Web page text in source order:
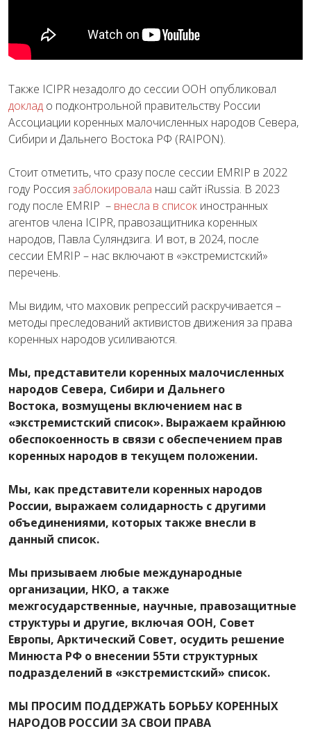
Также ICIPR незадолго до сессии ООН опубликовал
доклад о подконтрольной правительству России
Ассоциации коренных малочисленных народов Севера,
Сибири и Дальнего Востока РФ (RAIPON).
Стоит отметить, что сразу после сессии EMRIP в 2022
году Россия заблокировала наш сайт iRussia. В 2023
году после EMRIP – внесла в список иностранных
агентов члена ICIPR, правозащитника коренных
народов, Павла Суляндзига. И вот, в 2024, после
сессии EMRIP – нас включают в «экстремистский»
перечень.
Мы видим, что маховик репрессий раскручивается –
методы преследований активистов движения за права
коренных народов усиливаются.
Мы, представители коренных малочисленных
народов Севера, Сибири и Дальнего
Востока, возмущены включением нас в
«экстремистский список». Выражаем крайнюю
обеспокоенность в связи с обеспечением прав
коренных народов в текущем положении.
Мы, как представители коренных народов
России, выражаем солидарность с другими
объединениями, которых также внесли в
данный список.
Мы призываем любые международные
организации, НКО, а также
межгосударственные, научные, правозащитные
структуры и другие, включая ООН, Совет
Европы, Арктический Совет, осудить решение
Минюста РФ о внесении 55ти структурных
подразделений в «экстремистский» список.
МЫ ПРОСИМ ПОДДЕРЖАТЬ БОРЬБУ КОРЕННЫХ
НАРОДОВ РОССИИ ЗА СВОИ ПРАВА